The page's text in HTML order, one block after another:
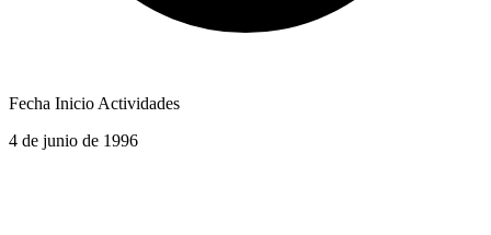
Fecha Inicio Actividades
4 de junio de 1996